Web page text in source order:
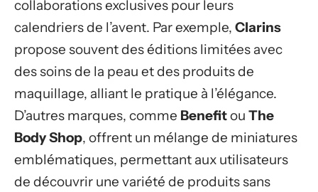
collaborations exclusives pour leurs
calendriers de l’avent. Par exemple, Clarins
propose souvent des éditions limitées avec
des soins de la peau et des produits de
maquillage, alliant le pratique à l’élégance.
D’autres marques, comme Benefitou The
Body Shop, offrent un mélange de miniatures
emblématiques, permettant aux utilisateurs
de découvrir une variété de produits sans